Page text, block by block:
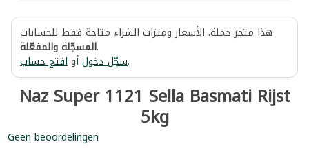
هذا متجر جملة. الأسعار وميزات الشراء متاحة فقط للحسابات
المسجّلة والمفعّلة.
سجّل دخولأوافتح حساب .
Naz Super 1121 Sella Basmati Rijst
5kg
Geen beoordelingen